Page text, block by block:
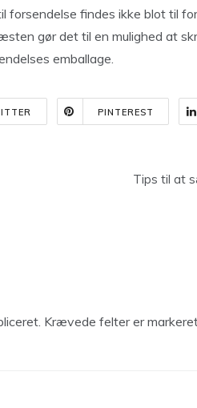
forsendelse findes ikke blot til
gør det til en mulighed at
emballage.
PINTEREST
Tips til at
Krævede felter er